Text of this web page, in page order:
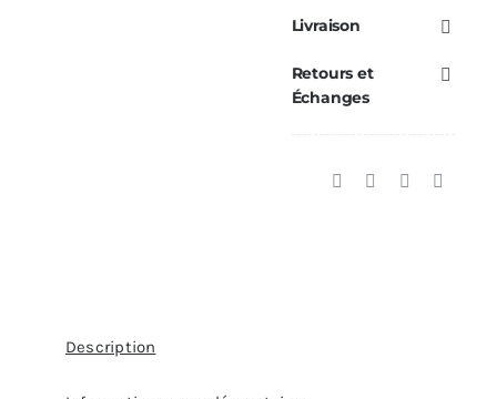
DEKO
Livraison
Retours et
Échanges
Description